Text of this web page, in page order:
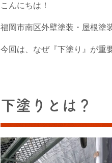
こんにちは！
福岡市南区外壁塗装・屋根塗
今回は、なぜ『下塗り』が重
下塗りとは？